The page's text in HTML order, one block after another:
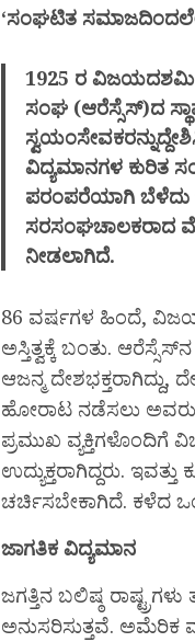
‘ಸಂಘಟಿತ ಸಮಾಜದಿಂದಲೇ
1925 ರ
ಸಂಘ (ಆರೆಸ್ಸೆಸ್)ದ
ವಿದ್ಯಮಾನಗಳ ಕುರಿತ
ಪರಂಪರೆಯಾಗಿ
ಸರಸಂಘಚಾಲಕರಾದ
ನೀಡಲಾಗಿದೆ.
86 ವರ್ಷಗಳ ಹಿಂದೆ,
ಅಸ್ತಿತ್ವಕ್ಕೆ ಬಂತು.
ಆಜನ್ಮ ದೇಶಭಕ್ತರಾಗಿದ್ದು,
ಹೋರಾಟ ನಡೆಸಲು ಅವರು
ಪ್ರಮುಖ
ಉದ್ಯುಕ್ತರಾಗಿದ್ದರು.
ಚರ್ಚಿಸಬೇಕಾಗಿದೆ. ಕಳೆದ
ಜಾಗತಿಕ ವಿದ್ಯಮಾನ
ಜಗತ್ತಿನ ಬಲಿಷ್ಠ
ಅನುಸರಿಸುತ್ತವೆ. ಅಮೆರಿಕ